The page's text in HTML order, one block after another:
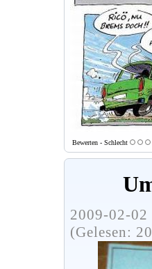
Bewerten - Schlecht
2009-02-
(Gelesen: